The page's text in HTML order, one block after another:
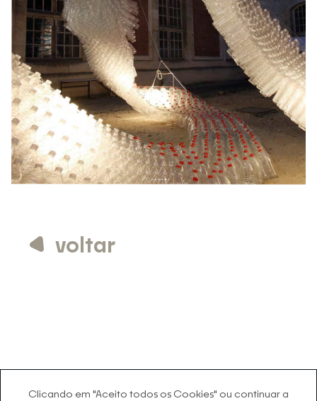
voltar
Clicando em "Aceito todos os Cookies" ou continuar a